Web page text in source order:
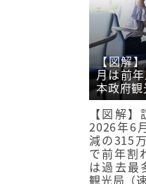
【図解
月は前
本政府観
【図解】
2026年6
減の315
で前年割
は過去
観光局（速